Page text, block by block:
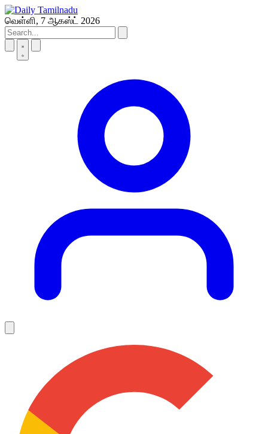
Skip
to
content
வெள்ளி, 7 ஆகஸ்ட் 2026